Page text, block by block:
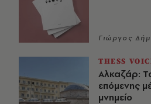
Γιώργος
THESS
Αλκαζάρ:
επόμενης
μνημείο